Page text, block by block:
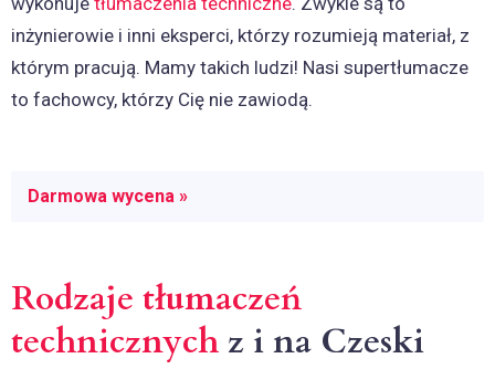
inżynierowie i inni eksperci, którzy rozumieją materiał, z
którym pracują. Mamy takich ludzi! Nasi supertłumacze
to fachowcy, którzy Cię nie zawiodą.
Darmowa wycena »
Rodzaje tłumaczeń
technicznych z i na Czeski